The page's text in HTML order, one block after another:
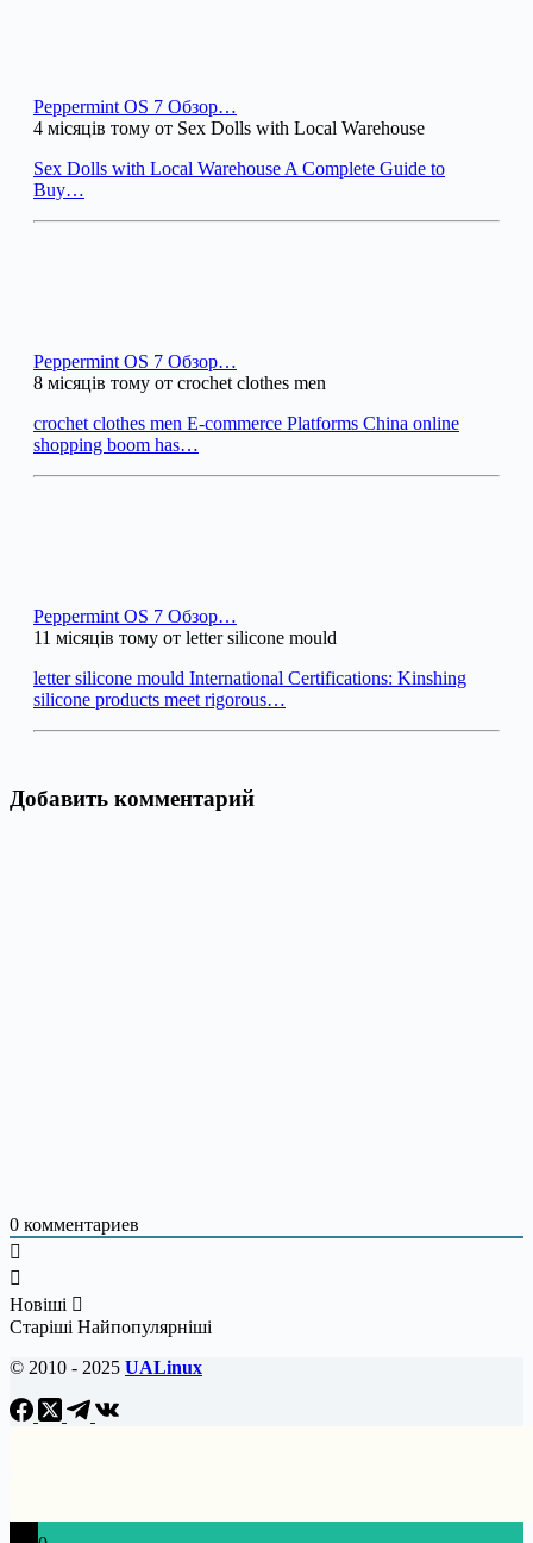
Peppermint OS 7 Обзор…
4 місяців тому от Sex Dolls with Local Warehouse
Sex Dolls with Local Warehouse A Complete Guide to
Buy…
Peppermint OS 7 Обзор…
8 місяців тому от crochet clothes men
crochet clothes men E-commerce Platforms China online
shopping boom has…
Peppermint OS 7 Обзор…
11 місяців тому от letter silicone mould
letter silicone mould International Certifications: Kinshing
silicone products meet rigorous…
Добавить комментарий
0 комментариев
Новіші
Старіші Найпопулярніші
© 2010 - 2025 UALinux